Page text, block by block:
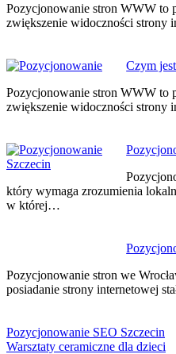
Pozycjonowanie stron WWW to
zwiększenie widoczności
Czym
Pozycjonowanie stron WWW to
zwiększenie widoczności
który wymaga zrozumienia
w której…
Pozycjonowanie stron we
posiadanie strony internetowej
Pozycjonowanie SEO Szczecin
Warsztaty ceramiczne dla dzieci